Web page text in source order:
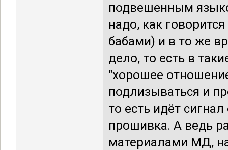
подвешенным
надо, как
бабами) и в то же
дело, то есть в
"хорошее
подлизываться и
то есть идёт
прошивка. А ведь
материалами МД,